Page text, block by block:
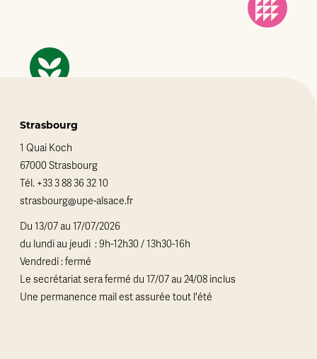
Strasbourg
1 Quai Koch
67000 Strasbourg
Tél. +33 3 88 36 32 10
strasbourg@upe-alsace.fr
Du 13/07 au 17/07/2026
du lundi au jeudi : 9h-12h30 / 13h30-16h
Vendredi : fermé
Le secrétariat sera fermé du 17/07 au 24/08 inclus
Une permanence mail est assurée tout l'été